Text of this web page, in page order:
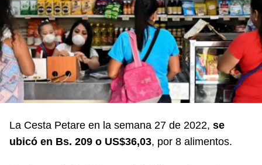
La Cesta Petare en la semana 27 de 2022, se
ubicó en Bs. 209 o US$36,03, por 8 alimentos.